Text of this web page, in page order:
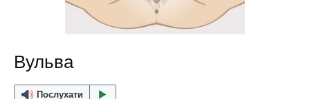
Вульва
Послухати